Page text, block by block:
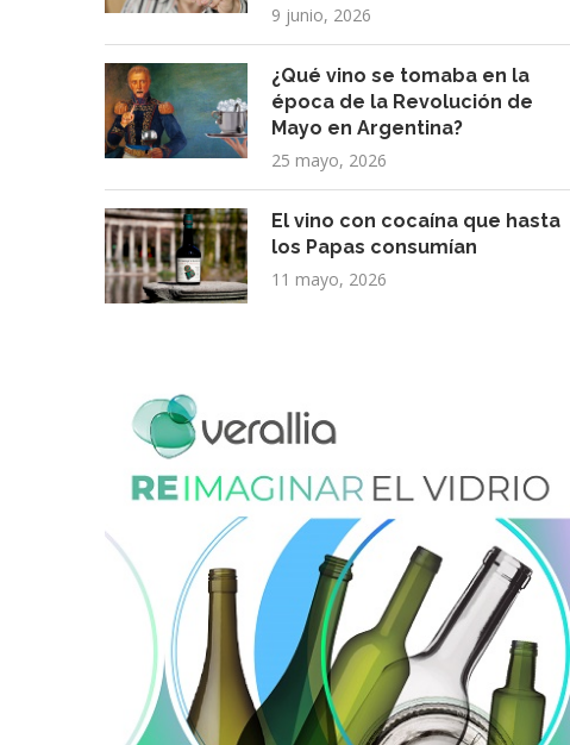
9 junio, 2026
¿Qué vino se tomaba en la
época de la Revolución de
Mayo en Argentina?
25 mayo, 2026
El vino con cocaína que hasta
los Papas consumían
11 mayo, 2026